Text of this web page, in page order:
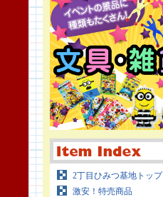
2丁目ひみつ基地トップ
激安！特売商品